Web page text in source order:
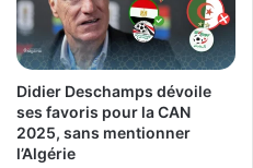
Didier Deschamps dévoile
ses favoris pour la CAN
2025, sans mentionner
l’Algérie